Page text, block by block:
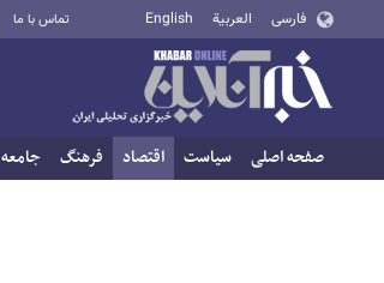
فارسی العربية English تماس با ما
صفحه اصلی سیاست اقتصاد فرهنگ جامعه